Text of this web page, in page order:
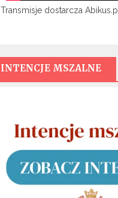
Transmisje dostarcza Abikus.pl
INTENCJE MSZALNE